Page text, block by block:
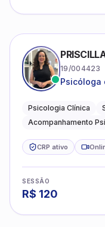
19/004423
Psicóloga
Psicologia Clínica
Acompanhamento
CRP ativo
SESSÃO
R$ 120